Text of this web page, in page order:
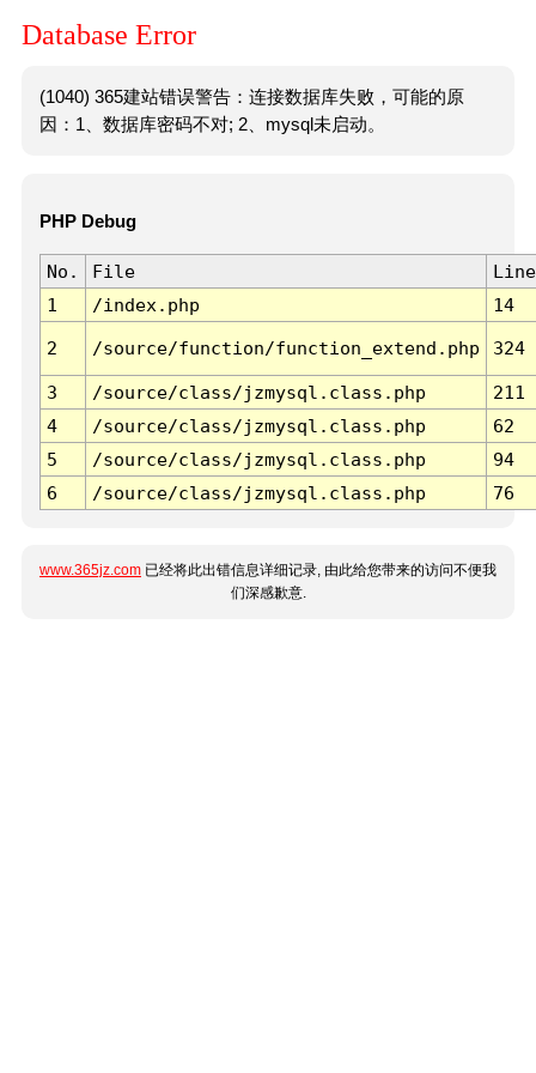
Database Error
(1040) 365建站错误警告：连接数据库失败，可能的原
因：1、数据库密码不对; 2、mysql未启动。
PHP Debug
No. File
Line
1
/index.php 14
2 /source/function/function_extend.php 324
3 /source/class/jzmysql.class.php
211
4
/source/class/jzmysql.class.php
62
5
/source/class/jzmysql.class.php
94
6
/source/class/jzmysql.class.php 76
www.365jz.com 已经将此出错信息详细记录, 由此给您带来的访问不便我
们深感歉意.